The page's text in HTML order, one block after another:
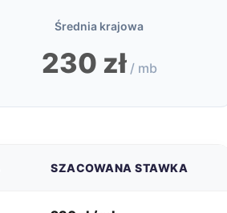
Średnia krajowa
230 zł / mb
SZACOWANA STAWKA